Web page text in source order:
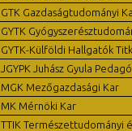
GTK Gazdaságtudományi
GYTK
GYTK-Külföldi Hallgatók
JGYPK Juhász Gyula
MGK Mezőgazdasági Kar
MK Mérnöki Kar
TTIK Természettudományi